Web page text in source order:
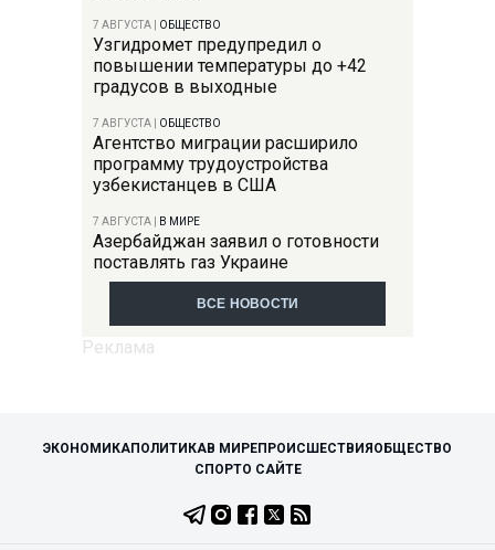
7 АВГУСТА ОБЩЕСТВО
Узгидромет предупредил о
повышении температуры до +42
градусов в выходные
7 АВГУСТА ОБЩЕСТВО
Агентство миграции расширило
программу трудоустройства
узбекистанцев в США
7 АВГУСТА В МИРЕ
Азербайджан заявил о готовности
поставлять газ Украине
ВСЕ НОВОСТИ
ЭКОНОМИКАПОЛИТИКАВ МИРЕПРОИСШЕСТВИЯОБЩЕСТВО
СПОРТО САЙТЕ